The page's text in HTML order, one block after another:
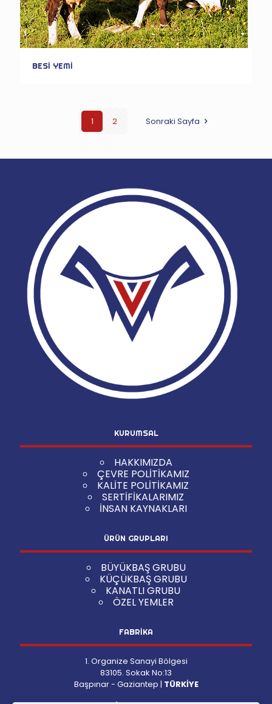
BESİ YEMİ
1 2 Sonraki Sayfa
KURUMSAL
HAKKIMIZDA
ÇEVRE POLİTİKAMIZ
KALİTE POLİTİKAMIZ
SERTİFİKALARIMIZ
İNSAN KAYNAKLARI
ÜRÜN GRUPLARI
BÜYÜKBAŞ GRUBU
KÜÇÜKBAŞ GRUBU
KANATLI GRUBU
ÖZEL YEMLER
FABRİKA
1. Organize Sanayi Bölgesi
83105. Sokak No:13
Başpınar - Gaziantep | TÜRKİYE